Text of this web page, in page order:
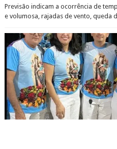
Previsão indicam a ocorrência de
e volumosa, rajadas de vento, queda